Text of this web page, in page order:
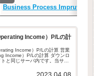
Business Process
Income）P/Lの計
Income）P/Lの計算 営業
Income）P/Lの計算 ダウンロ
と同じサーバ内です。当サイ
。ダウンロードし...